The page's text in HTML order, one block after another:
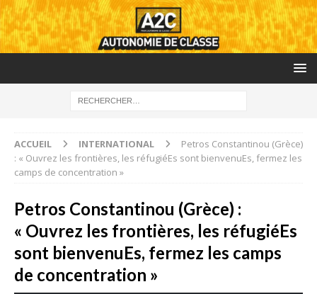
ACCUEIL INTERNATIONAL
Petros Constantinou (Grèce)
: « Ouvrez les frontières, les réfugiéEs sont bienvenuEs, fermez les
camps de concentration »
Petros Constantinou (Grèce) :
« Ouvrez les frontières, les réfugiéEs
sont bienvenuEs, fermez les camps
de concentration »